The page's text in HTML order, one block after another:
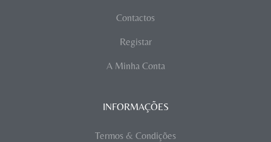
Contactos
Registar
A Minha Conta
INFORMAÇÕES
Termos & Condições